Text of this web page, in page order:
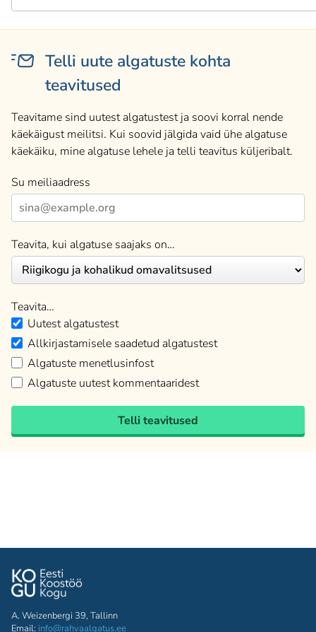
Telli uute algatuste kohta
teavitused
Teavitame sind uutest algatustest ja soovi korral nende
käekäigust meilitsi. Kui soovid jälgida vaid ühe algatuse
käekäiku, mine algatuse lehele ja telli teavitus küljeribalt.
Su meiliaadress
Teavita, kui algatuse saajaks on…
Teavita…
Uutest algatustest
Allkirjastamisele saadetud algatustest
Algatuste menetlusinfost
Algatuste uutest kommentaaridest
Telli teavitused
A. Weizenbergi 39, Tallinn
Email: info@rahvaalgatus.ee